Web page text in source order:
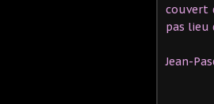
couvert
pas lieu
Jean-